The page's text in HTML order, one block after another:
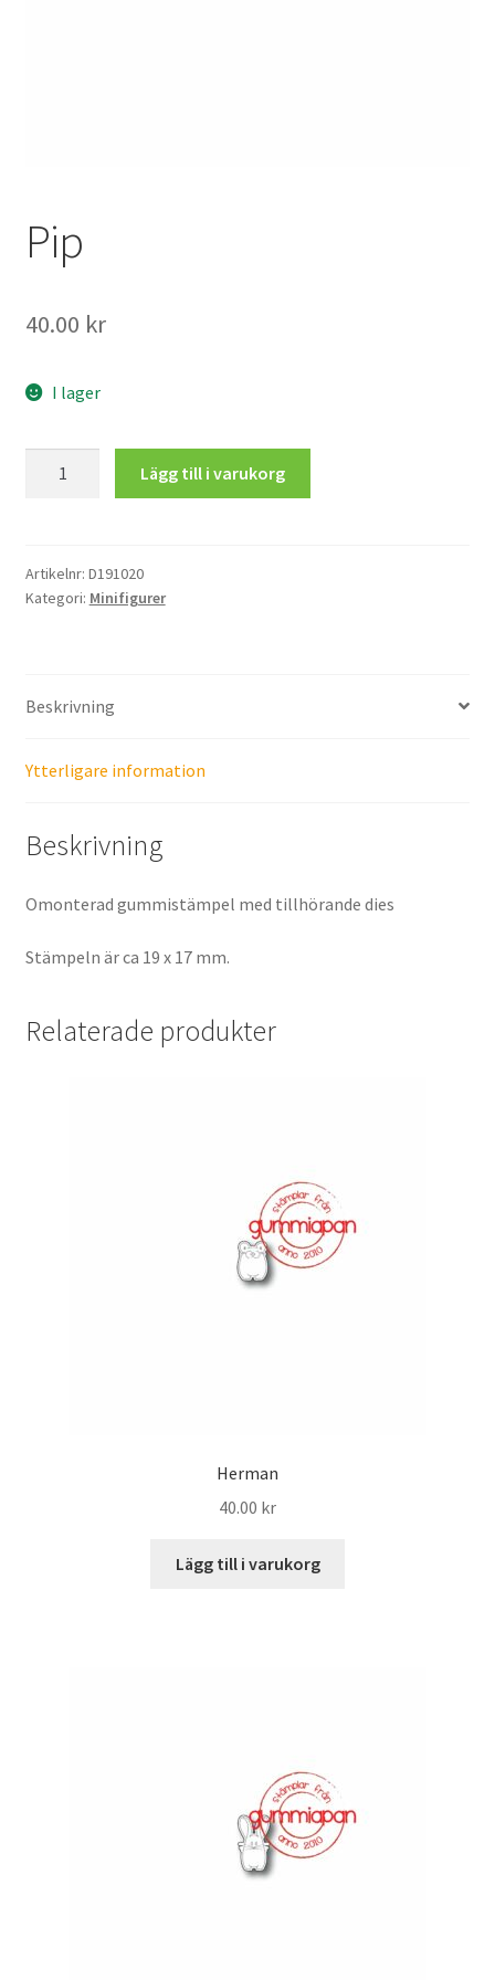
Pip
40.00 kr
I lager
Lägg till i varukorg
Artikelnr: D191020
Kategori: Minifigurer
Beskrivning
Ytterligare information
Beskrivning
Omonterad gummistämpel med tillhörande dies
Stämpeln är ca 19 x 17 mm.
Relaterade produkter
Herman
40.00 kr
Lägg till i varukorg